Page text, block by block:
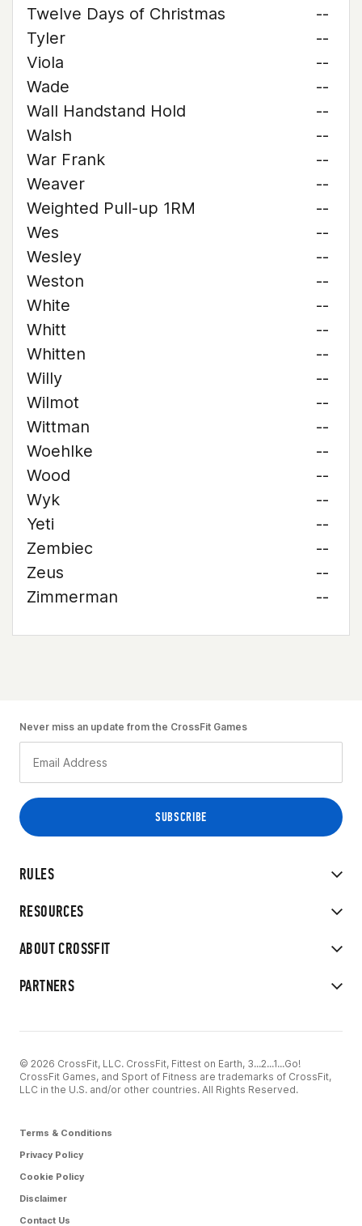
Twelve Days of Christmas
--
Tyler
--
Viola
--
Wade
--
Wall Handstand Hold
--
Walsh
--
War Frank
--
Weaver
--
Weighted Pull-up 1RM
--
Wes
--
Wesley
--
Weston
--
White
--
Whitt
--
Whitten
--
Willy
--
Wilmot
--
Wittman
--
Woehlke
--
Wood
--
Wyk
--
Yeti
--
Zembiec
--
Zeus
--
Zimmerman
--
RULES
RESOURCES
ABOUT CROSSFIT
PARTNERS
Never miss an update from the CrossFit Games
© 2026 CrossFit, LLC. CrossFit, Fittest on Earth, 3...2...1...Go!
CrossFit Games, and Sport of Fitness are trademarks of CrossFit,
LLC in the U.S. and/or other countries. All Rights Reserved.
Terms & Conditions
Privacy Policy
Cookie Policy
Disclaimer
Contact Us